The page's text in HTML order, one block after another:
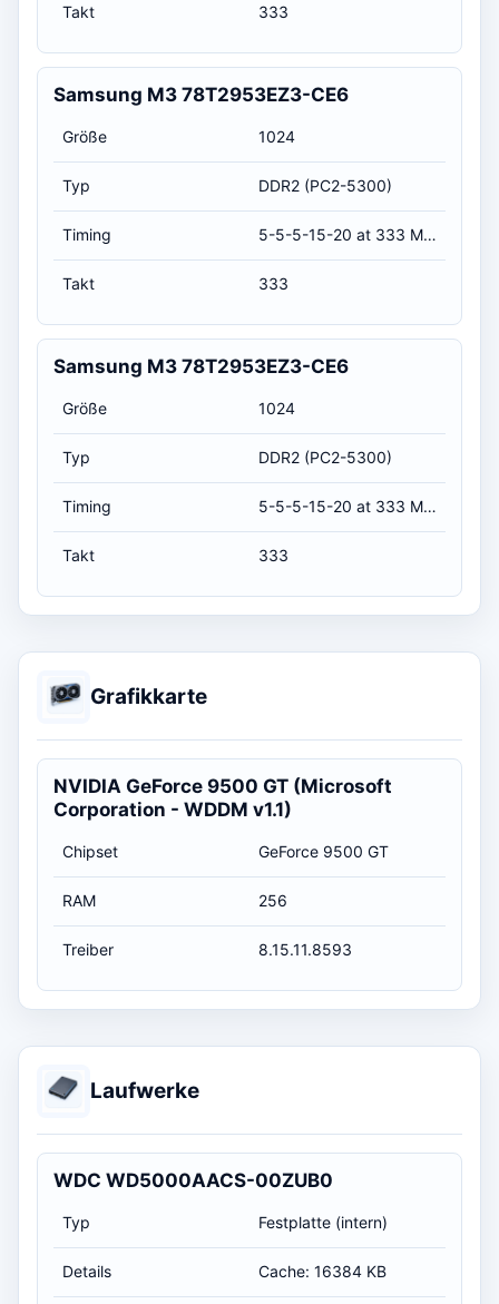
Takt 333
Samsung M3 78T2953EZ3-CE6
Größe 1024
Typ DDR2 (PC2-5300)
Timing 5-5-5-15-20 at 333 MHz, at 1.8 volts (CL-RCD-RP-RAS-RC)
Takt 333
Samsung M3 78T2953EZ3-CE6
Größe 1024
Typ DDR2 (PC2-5300)
Timing 5-5-5-15-20 at 333 MHz, at 1.8 volts (CL-RCD-RP-RAS-RC)
Takt 333
Grafikkarte
NVIDIA GeForce 9500 GT (Microsoft
Corporation - WDDM v1.1)
Chipset GeForce 9500 GT
RAM 256
Treiber 8.15.11.8593
Laufwerke
WDC WD5000AACS-00ZUB0
Typ Festplatte (intern)
Details Cache: 16384 KB